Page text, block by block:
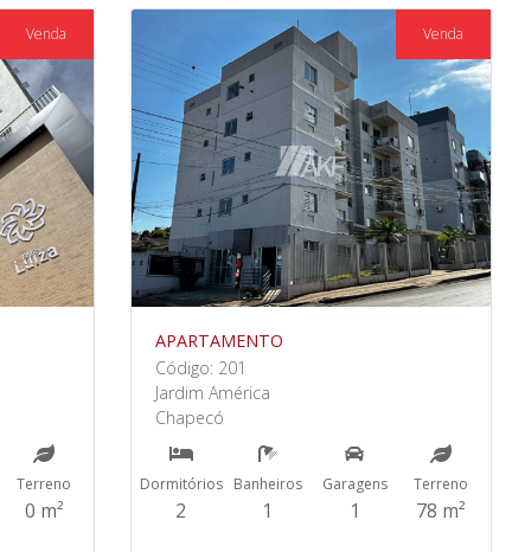
Venda
Terreno
0 m²
Venda
APARTAMENTO
Código: 201
Jardim América
Chapecó
Dormitórios
2
Banheiros
1
Garagens
1
Terreno
78 m²